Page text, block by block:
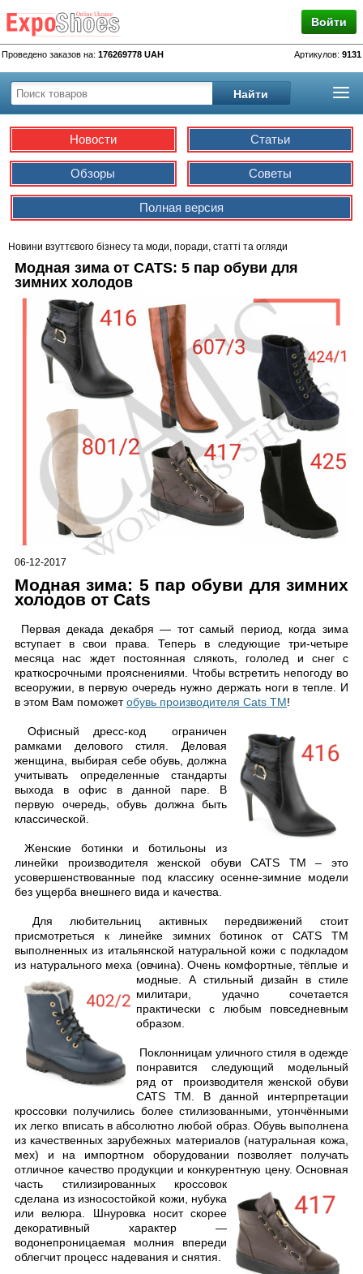
Войти
Проведено заказов на: 176269778 UAH Артикулов: 9131
Новости Статьи
Обзоры Советы
Полная версия
Новини взуттєвого бізнесу та моди, поради, статті та огляди
Модная зима от CATS: 5 пар обуви для
зимних холодов
06-12-2017
Модная зима: 5 пар обуви для зимних
холодов от Cats
Первая декада декабря — тот самый период, когда зима
вступает в свои права. Теперь в следующие три-четыре
месяца нас ждет постоянная слякоть, гололед и снег с
краткосрочными прояснениями. Чтобы встретить непогоду во
всеоружии, в первую очередь нужно держать ноги в тепле. И
в этом Вам поможетобувь производителя Cats TM!
Офисный дресс-код ограничен
рамками делового стиля. Деловая
женщина, выбирая себе обувь, должна
учитывать определенные стандарты
выхода в офис в данной паре. В
первую очередь, обувь должна быть
классической.
Женские ботинки и ботильоны из
линейки производителя женской обуви CATS TM – это
усовершенствованные под классику осенне-зимние модели
без ущерба внешнего вида и качества.
Для любительниц активных передвижений стоит
присмотреться к линейке зимних ботинок от CATS TM
выполненных из итальянской натуральной кожи с подкладом
из натурального меха (овчина). Очень комфортные, тёплые и
модные.
А стильный дизайн в стиле
милитари, удачно сочетается
практически с любым повседневным
образом.
Поклонницам уличного стиля в одежде
понравится следующий модельный
ряд от
производителя женской обуви
CATS TM. В данной интерпретации
кроссовки получились более стилизованными, утончёнными
их легко вписать в абсолютно любой образ. Обувь выполнена
из качественных зарубежных материалов (натуральная кожа,
мех) и на импортном оборудовании позволяет получать
отличное качество продукции и конкурентную цену. Основная
часть стилизированных кроссовок
сделана из износостойкой кожи, нубука
или велюра. Шнуровка носит скорее
декоративный характер —
водонепроницаемая молния впереди
облегчит процесс надевания и снятия.